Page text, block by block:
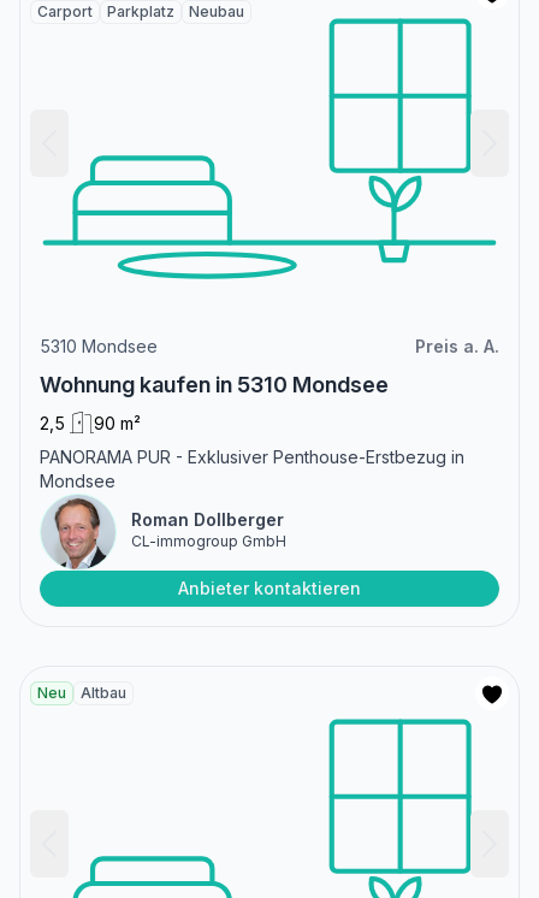
Carport
Parkplatz Neubau
5310 Mondsee Preis a. A.
Wohnung kaufen in 5310 Mondsee
2,5
90 m²
PANORAMA PUR - Exklusiver Penthouse-Erstbezug in
Mondsee
Roman Dollberger
CL-immogroup GmbH
Anbieter kontaktieren
Neu Altbau